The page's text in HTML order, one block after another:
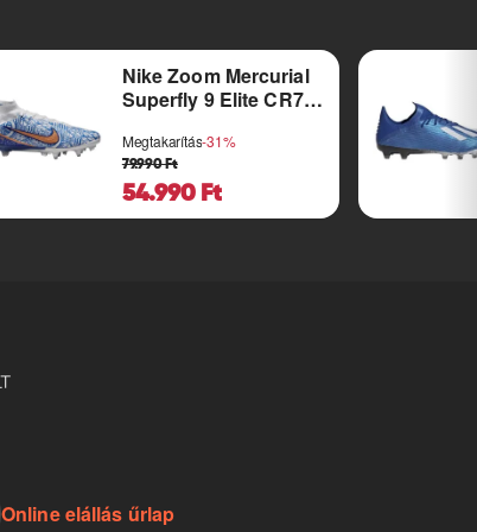
Nike Zoom Mercurial
Superfly 9 Elite CR7
Megtakarítás-31%
54.990 Ft
79.990 Ft
Online elállás űrlap